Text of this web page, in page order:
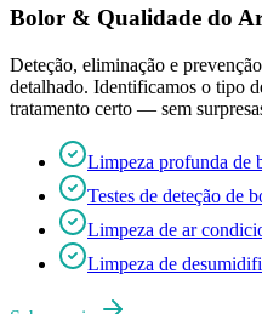
Bolor & Qualidade do
Deteção, eliminação e
detalhado. Identificamos o tipo
tratamento certo — sem
Limpeza profunda de
Testes de deteção de
Limpeza de ar
Limpeza de